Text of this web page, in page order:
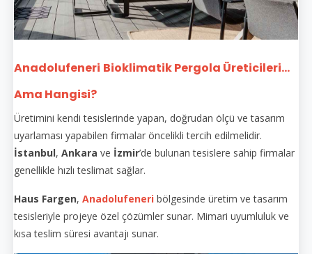
Anadolufeneri Bioklimatik Pergola Üreticileri...
Ama Hangisi?
Üretimini kendi tesislerinde yapan, doğrudan ölçü ve tasarım
uyarlaması yapabilen firmalar öncelikli tercih edilmelidir.
İstanbul, Ankara ve İzmir’de bulunan tesislere sahip firmalar
genellikle hızlı teslimat sağlar.
Haus Fargen, Anadolufeneri bölgesinde üretim ve tasarım
tesisleriyle projeye özel çözümler sunar. Mimari uyumluluk ve
kısa teslim süresi avantajı sunar.